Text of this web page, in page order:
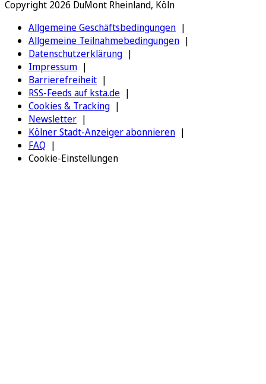
Copyright 2026 DuMont Rheinland, Köln
Allgemeine Geschäftsbedingungen
Allgemeine Teilnahmebedingungen
Datenschutzerklärung
Impressum
Barrierefreiheit
RSS-Feeds auf ksta.de
Cookies & Tracking
Newsletter
Kölner Stadt-Anzeiger abonnieren
FAQ
Cookie-Einstellungen